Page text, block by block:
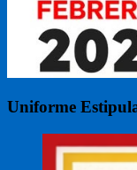
Uniforme